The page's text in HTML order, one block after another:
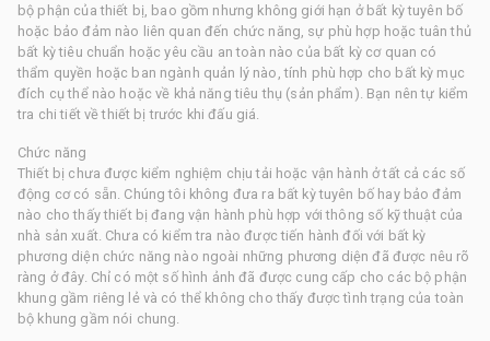
bộ phận của thiết bị, bao gồm nhưng không giới hạn ở bất kỳ tuyên bố
hoặc bảo đảm nào liên quan đến chức năng, sự phù hợp hoặc tuân thủ
bất kỳ tiêu chuẩn hoặc yêu cầu an toàn nào của bất kỳ cơ quan có
thẩm quyền hoặc ban ngành quản lý nào, tính phù hợp cho bất kỳ mục
đích cụ thể nào hoặc về khả năng tiêu thụ (sản phẩm). Bạn nên tự kiểm
tra chi tiết về thiết bị trước khi đấu giá.
Chức năng
Thiết bị chưa được kiểm nghiệm chịu tải hoặc vận hành ở tất cả các số
động cơ có sẵn. Chúng tôi không đưa ra bất kỳ tuyên bố hay bảo đảm
nào cho thấy thiết bị đang vận hành phù hợp với thông số kỹ thuật của
nhà sản xuất. Chưa có kiểm tra nào được tiến hành đối với bất kỳ
phương diện chức năng nào ngoài những phương diện đã được nêu rõ
ràng ở đây. Chỉ có một số hình ảnh đã được cung cấp cho các bộ phận
khung gầm riêng lẻ và có thể không cho thấy được tình trạng của toàn
bộ khung gầm nói chung.